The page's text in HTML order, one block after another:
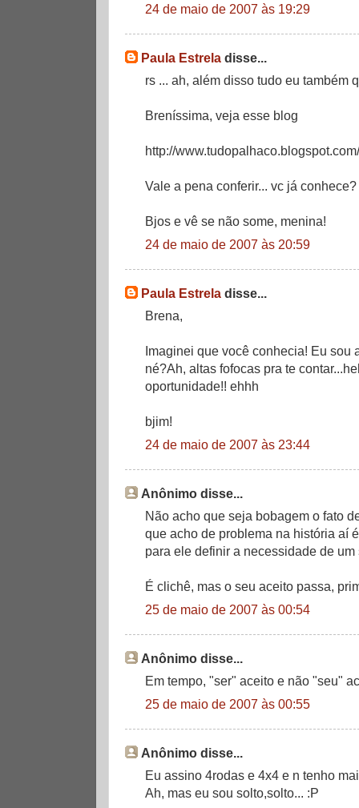
24 de maio de 2007 às 19:29
Paula Estrela disse...
rs ... ah, além disso tudo eu também
Breníssima, veja esse blog
http://www.tudopalhaco.blogspot.com/
Vale a pena conferir... vc já
Bjos e vê se não some, menina!
24 de maio de 2007 às 20:59
Paula Estrela disse...
Brena,
Imaginei que você conhecia! Eu sou
né?Ah, altas fofocas pra te
oportunidade!! ehhh
bjim!
24 de maio de 2007 às 23:44
Anônimo disse...
Não acho que seja bobagem o fato
que acho de problema na história aí
para ele definir a necessidade de
É clichê, mas o seu aceito passa,
25 de maio de 2007 às 00:54
Anônimo disse...
Em tempo, "ser" aceito e não "seu"
25 de maio de 2007 às 00:55
Anônimo disse...
Eu assino 4rodas e 4x4 e n tenho
Ah, mas eu sou solto,solto... :P